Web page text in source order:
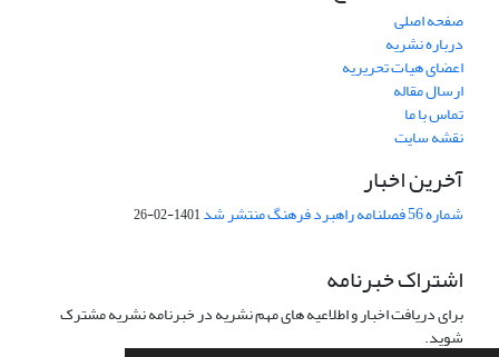
صفحه اصلی
درباره نشریه
اعضای هیات تحریریه
ارسال مقاله
تماس با ما
نقشه سایت
آخرین اخبار
شماره 56 فصلنامه راهبرد فرهنگ منتشر شد 1401-02-26
اشتراک خبرنامه
برای دریافت اخبار و اطلاعیه های مهم نشریه در خبرنامه نشریه مشترک
شوید.